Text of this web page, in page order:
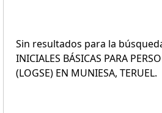
Sin resultados para la
INICIALES BÁSICAS PARA
(LOGSE) EN MUNIESA, TERUEL.